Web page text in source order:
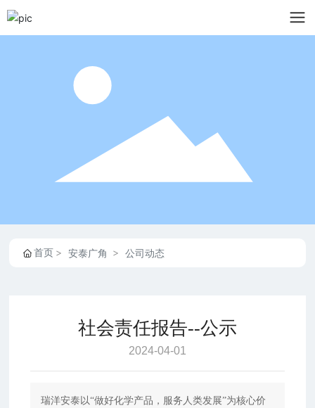
首页 安泰广角 公司动态
社会责任报告--公示
2024-04-01
瑞洋安泰以“做好化学产品，服务人类发展”为核心价